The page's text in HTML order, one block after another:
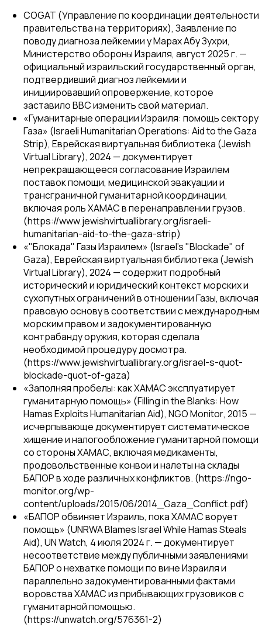
COGAT (Управление по координации деятельности
правительства на территориях), Заявление по
поводу диагноза лейкемии у Марах Абу Зухри,
Министерство обороны Израиля, август 2025 г. —
официальный израильский государственный орган,
подтвердивший диагноз лейкемии и
инициировавший опровержение, которое
заставило BBC изменить свой материал.
«Гуманитарные операции Израиля: помощь сектору
Газа» (Israeli Humanitarian Operations: Aid to the Gaza
Strip), Еврейская виртуальная библиотека (Jewish
Virtual Library), 2024 — документирует
непрекращающееся согласование Израилем
поставок помощи, медицинской эвакуации и
трансграничной гуманитарной координации,
включая роль ХАМАС в перенаправлении грузов.
(https://www.jewishvirtuallibrary.org/israeli-
humanitarian-aid-to-the-gaza-strip)
«"Блокада" Газы Израилем» (Israel's "Blockade" of
Gaza), Еврейская виртуальная библиотека (Jewish
Virtual Library), 2024 — содержит подробный
исторический и юридический контекст морских и
сухопутных ограничений в отношении Газы, включая
правовую основу в соответствии с международным
морским правом и задокументированную
контрабанду оружия, которая сделала
необходимой процедуру досмотра.
(https://www.jewishvirtuallibrary.org/israel-s-quot-
blockade-quot-of-gaza)
«Заполняя пробелы: как ХАМАС эксплуатирует
гуманитарную помощь» (Filling in the Blanks: How
Hamas Exploits Humanitarian Aid), NGO Monitor, 2015 —
исчерпывающе документирует систематическое
хищение и налогообложение гуманитарной помощи
со стороны ХАМАС, включая медикаменты,
продовольственные конвои и налеты на склады
БАПОР в ходе различных конфликтов. (https://ngo-
monitor.org/wp-
content/uploads/2015/06/2014_Gaza_Conflict.pdf)
«БАПОР обвиняет Израиль, пока ХАМАС ворует
помощь» (UNRWA Blames Israel While Hamas Steals
Aid), UN Watch, 4 июля 2024 г. — документирует
несоответствие между публичными заявлениями
БАПОР о нехватке помощи по вине Израиля и
параллельно задокументированными фактами
воровства ХАМАС из прибывающих грузовиков с
гуманитарной помощью.
(https://unwatch.org/576361-2)